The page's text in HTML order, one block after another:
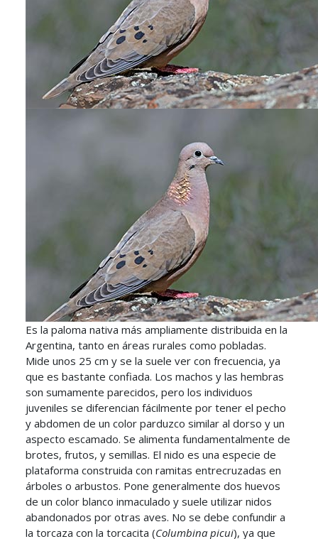
Es la paloma nativa más ampliamente distribuida en la
Argentina, tanto en áreas rurales como pobladas.
Mide unos 25 cm y se la suele ver con frecuencia, ya
que es bastante confiada. Los machos y las hembras
son sumamente parecidos, pero los individuos
juveniles se diferencian fácilmente por tener el pecho
y abdomen de un color parduzco similar al dorso y un
aspecto escamado. Se alimenta fundamentalmente de
brotes, frutos, y semillas. El nido es una especie de
plataforma construida con ramitas entrecruzadas en
árboles o arbustos. Pone generalmente dos huevos
de un color blanco inmaculado y suele utilizar nidos
abandonados por otras aves. No se debe confundir a
la torcaza con la torcacita (Columbina picui), ya que